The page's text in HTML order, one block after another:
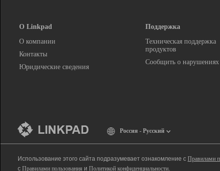
О Linkpad
О компании
Контакты
Юридические сведения
Поддержка
Техническая поддержка
продуктов
Сообщить о нарушениях
Россия - Русский
Использование этого сайта подразумевает ознакомление с Правилами
с Правилами пользования и Политикой конфиденциальности.